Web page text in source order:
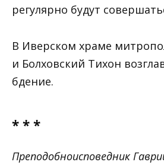
регулярно будут
В Иверском храме
и Болховский Тихон
бдение.
* * *
Преподобноисповедник